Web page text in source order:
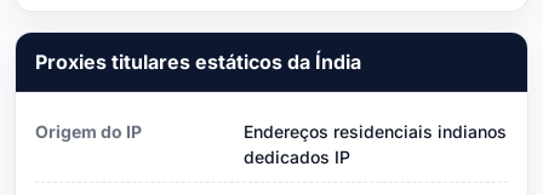
Proxies titulares estáticos da Índia
Origem do IP
Endereços residenciais indianos
dedicados IP